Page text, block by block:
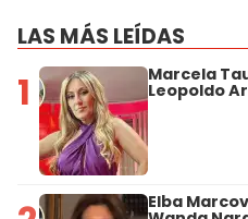
LAS MÁS LEÍDAS
1 Marcela
Leopoldo
Elba